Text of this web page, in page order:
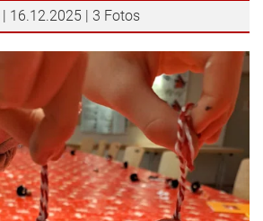
| 16.12.2025 | 3 Fotos